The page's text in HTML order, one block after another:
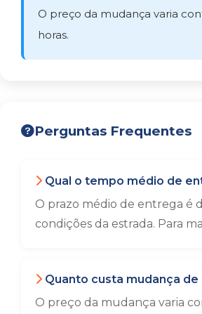
O preço da mudança varia
horas.
Perguntas Frequentes
Qual o tempo médio de
O prazo médio de entrega é
condições da estrada. Para
Quanto custa mudança de
O preço da mudança varia